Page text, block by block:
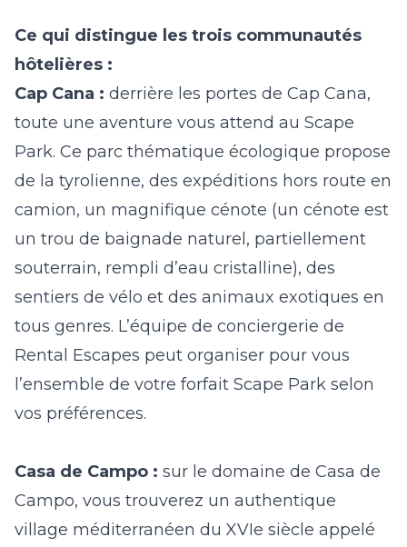
Ce qui distingue les trois communautés
hôtelières :
Cap Cana : derrière les portes de Cap Cana,
toute une aventure vous attend au Scape
Park. Ce parc thématique écologique propose
de la tyrolienne, des expéditions hors route en
camion, un magnifique cénote (un cénote est
un trou de baignade naturel, partiellement
souterrain, rempli d’eau cristalline), des
sentiers de vélo et des animaux exotiques en
tous genres. L’équipe de conciergerie de
Rental Escapes peut organiser pour vous
l’ensemble de votre forfait Scape Park selon
vos préférences.
Casa de Campo : sur le domaine de Casa de
Campo, vous trouverez un authentique
village méditerranéen du XVIe siècle appelé